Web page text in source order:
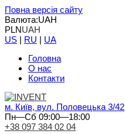
Повна версія сайту
Валюта:UAH
PLNUAH
US | RU | UA
Головна
О нас
Контакти
м. Київ, вул. Половецька 3/42
Пн—Сб 09:00—18:00
+38 097 384 02 04